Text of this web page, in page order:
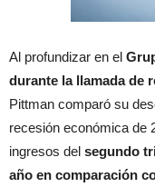
Al profundizar en el
durante la llamada de
Pittman comparó su
recesión económica de
ingresos del segundo
año en comparación